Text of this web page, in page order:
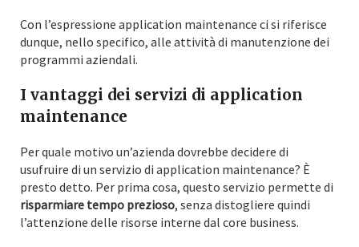
Con l’espressione application maintenance ci si riferisce
dunque, nello specifico, alle attività di manutenzione dei
programmi aziendali.
I vantaggi dei servizi di application
maintenance
Per quale motivo un’azienda dovrebbe decidere di
usufruire di un servizio di application maintenance? È
presto detto. Per prima cosa, questo servizio permette di
risparmiare tempo prezioso, senza distogliere quindi
l’attenzione delle risorse interne dal core business.